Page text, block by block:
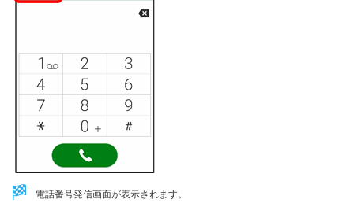
電話番号発信画面が表示されます。